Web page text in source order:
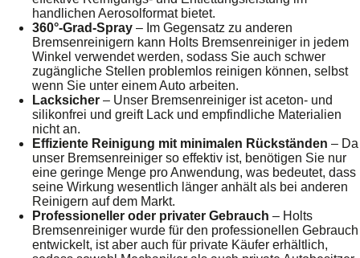
handlichen Aerosolformat bietet.
360°-Grad-Spray – Im Gegensatz zu anderen
Bremsenreinigern kann Holts Bremsenreiniger in jedem
Winkel verwendet werden, sodass Sie auch schwer
zugängliche Stellen problemlos reinigen können, selbst
wenn Sie unter einem Auto arbeiten.
Lacksicher – Unser Bremsenreiniger ist aceton- und
silikonfrei und greift Lack und empfindliche Materialien
nicht an.
Effiziente Reinigung mit minimalen Rückständen – Da
unser Bremsenreiniger so effektiv ist, benötigen Sie nur
eine geringe Menge pro Anwendung, was bedeutet, dass
seine Wirkung wesentlich länger anhält als bei anderen
Reinigern auf dem Markt.
Professioneller oder privater Gebrauch – Holts
Bremsenreiniger wurde für den professionellen Gebrauch
entwickelt, ist aber auch für private Käufer erhältlich,